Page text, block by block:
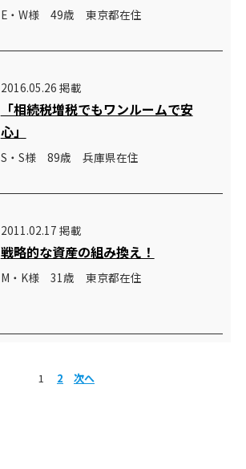
E・W様 49歳 東京都在住
2016.05.26 掲載
「相続税増税でもワンルームで安
心」
S・S様 89歳 兵庫県在住
2011.02.17 掲載
戦略的な資産の組み換え！
M・K様 31歳 東京都在住
1 2 次へ